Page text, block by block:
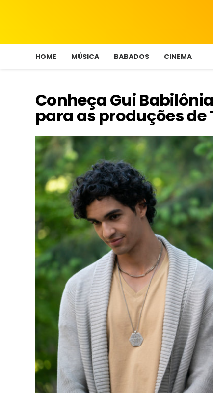
HOME MÚSICA BABADOS CINEMA
Conheça Gui
para as produções